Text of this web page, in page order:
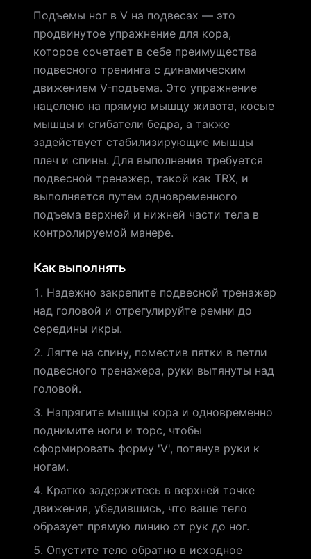
Подъемы ног в V на подвесах — это
продвинутое упражнение для кора,
которое сочетает в себе преимущества
подвесного тренинга с динамическим
движением V-подъема. Это упражнение
нацелено на прямую мышцу живота, косые
мышцы и сгибатели бедра, а также
задействует стабилизирующие мышцы
плеч и спины. Для выполнения требуется
подвесной тренажер, такой как TRX, и
выполняется путем одновременного
подъема верхней и нижней части тела в
контролируемой манере.
Как выполнять
Надежно закрепите подвесной тренажер
над головой и отрегулируйте ремни до
середины икры.
Лягте на спину, поместив пятки в петли
подвесного тренажера, руки вытянуты над
головой.
Напрягите мышцы кора и одновременно
поднимите ноги и торс, чтобы
сформировать форму 'V', потянув руки к
ногам.
Кратко задержитесь в верхней точке
движения, убедившись, что ваше тело
образует прямую линию от рук до ног.
Опустите тело обратно в исходное